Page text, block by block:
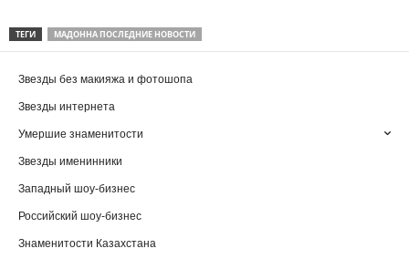
ТЕГИ МАДОННА ПОСЛЕДНИЕ НОВОСТИ
Звезды без макияжа и фотошопа
Звезды интернета
Умершие знаменитости
Звезды именинники
Западный шоу-бизнес
Российский шоу-бизнес
Знаменитости Казахстана